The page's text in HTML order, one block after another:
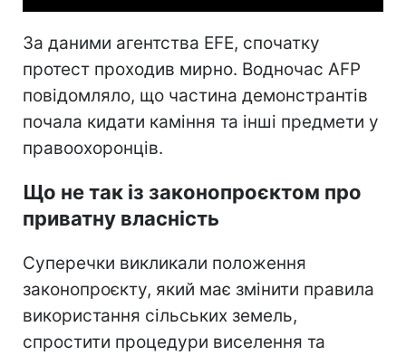
За даними агентства EFE, спочатку
протест проходив мирно. Водночас AFP
повідомляло, що частина демонстрантів
почала кидати каміння та інші предмети у
правоохоронців.
Що не так із законопроєктом про
приватну власність
Суперечки викликали положення
законопроєкту, який має змінити правила
використання сільських земель,
спростити процедури виселення та